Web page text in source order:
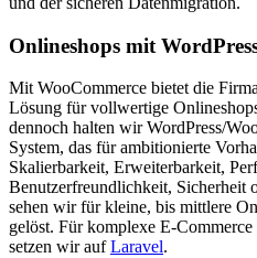
Onlineshops mit
Mit WooCommerce bietet die
Lösung für vollwertige
dennoch halten wir WordPress/
System, das für ambitionierte
Skalierbarkeit, Erweiterbarkeit,
Benutzerfreundlichkeit, Sicherheit
sehen wir für kleine, bis mittlere
gelöst. Für komplexe E-
setzen wir aufLaravel.